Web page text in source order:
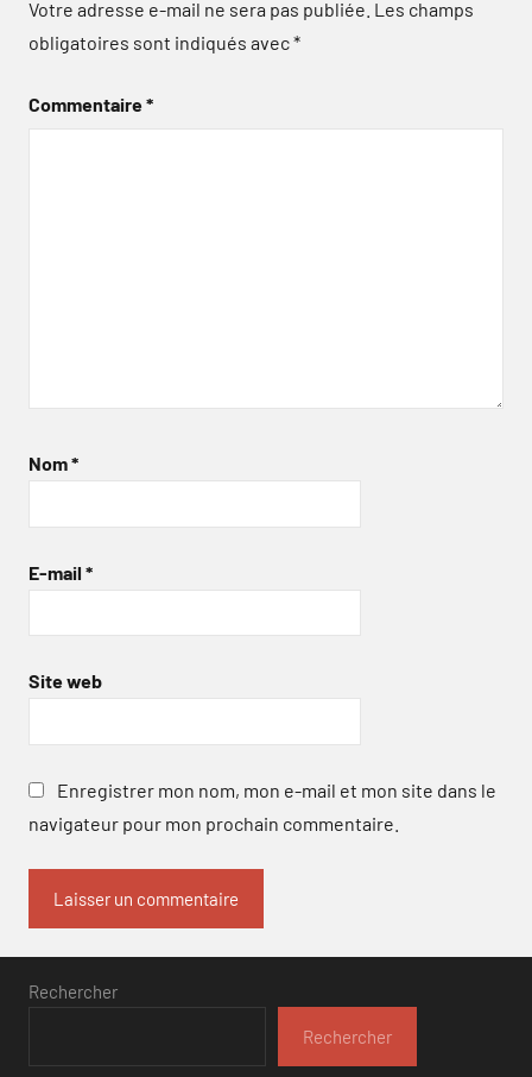
Votre adresse e-mail ne sera pas publiée. Les champs
obligatoires sont indiqués avec*
Commentaire*
Nom*
E-mail *
Site web
Enregistrer mon nom, mon e-mail et mon site dans le
navigateur pour mon prochain commentaire.
Rechercher
Rechercher